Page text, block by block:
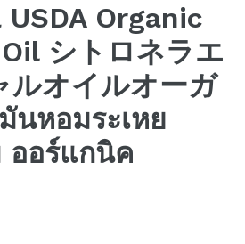
Organic
シトロネラエ
ルオイルオーガ
นหอมระเหย
ออร์แกนิค